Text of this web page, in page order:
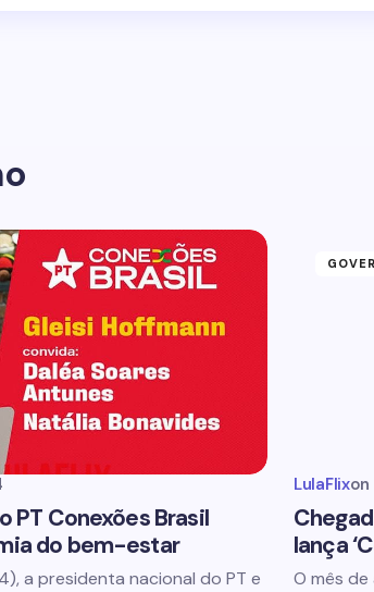
PT Conexões Brasil
do bem-estar
a presidenta nacional do PT e
LulaFlixon
lança
O mês